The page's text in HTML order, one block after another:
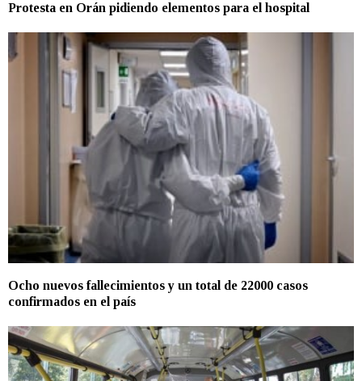
Protesta en Orán pidiendo elementos para el hospital
Ocho nuevos fallecimientos y un total de 22000 casos
confirmados en el país